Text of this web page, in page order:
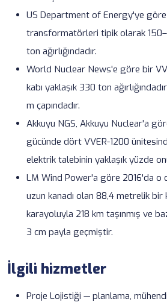
US Department of Energy'ye
transformatörleri tipik olarak
ton ağırlığındadır.
World Nuclear News'e göre bir
kabı yaklaşık 330 ton
m çapındadır.
Akkuyu NGS, Akkuyu Nuclear'a
gücünde dört VVER-1200
elektrik talebinin yaklaşık yüzde
LM Wind Power'a göre 2016'da o
uzun kanadı olan 88,4 metrelik bir
karayoluyla 218 km taşınmış ve
3 cm payla geçmiştir.
İlgili hizmetler
Proje Lojistiği — planlama,